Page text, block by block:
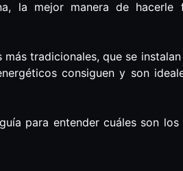
la mejor manera de
tradicionales, que se
consiguen y son
para entender cuáles son